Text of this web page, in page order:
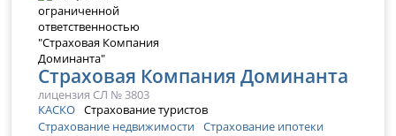
Страховая Компания Доминанта
лицензия СЛ № 3803
КАСКО Страхование туристов
Страхование недвижимости Страхование ипотеки